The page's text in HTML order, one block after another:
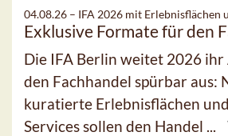
04.08.26 – IFA 2026 mit Erlebnisflächen
Exklusive Formate für den
Die IFA Berlin weitet 2026
den Fachhandel spürbar aus:
kuratierte Erlebnisflächen
Services sollen den Handel ...